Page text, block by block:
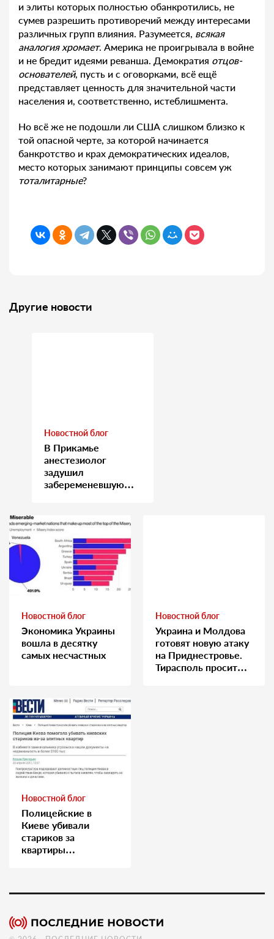
и элиты которых полностью обанкротились, не
сумев разрешить противоречий между интересами
различных групп влияния. Разумеется, всякая
аналогия хромает. Америка не проигрывала в войне
и не бредит идеями реванша. Демократия отцов-
основателей, пусть и с оговорками, всё ещё
представляет ценность для значительной части
населения и, соответственно, истеблишмента.
Но всё же не подошли ли США слишком близко к
той опасной черте, за которой начинается
банкротство и крах демократических идеалов,
место которых занимают принципы совсем уж
тоталитарные?
Другие новости
Новостной блог
В Прикамье
анестезиолог
задушил
забеременевшую
Новостной блог
Экономика Украины
вошла в десятку
самых несчастных
Новостной блог
Украина и Молдова
готовят новую атаку
на Приднестровье.
Тирасполь просит
Новостной блог
Полицейские в
Киеве убивали
стариков за
квартиры…